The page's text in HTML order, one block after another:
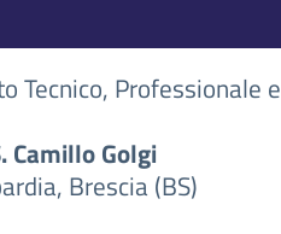
Tecnico, Professionale e
Camillo Golgi
Brescia (BS)